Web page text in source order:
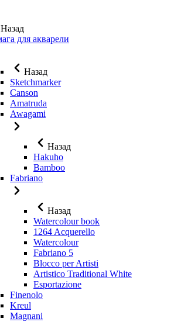
Назад
для акварели
Назад
Sketchmarker
Canson
Amatruda
Awagami
Назад
Hakuho
Bamboo
Fabriano
Назад
Watercolour book
1264 Acquerello
Watercolour
Fabriano 5
Blocco per Artisti
Artistico Traditional White
Esportazione
Finenolo
Kreul
Magnani